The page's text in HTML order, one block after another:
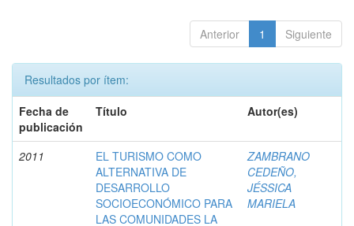
Anterior 1 Siguiente
Resultados por ítem:
Fecha de
publicación
Título Autor(es)
2011
EL TURISMO COMO
ALTERNATIVA DE
DESARROLLO
SOCIOECONÓMICO PARA
LAS COMUNIDADES LA
ZAMBRANO
CEDEÑO,
JÉSSICA
MARIELA